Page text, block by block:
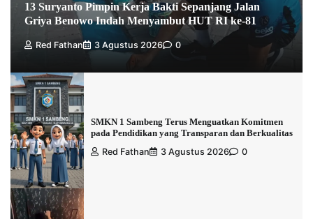
13 Suryanto Pimpin Kerja Bakti Sepanjang Jalan
Griya Benowo Indah Menyambut HUT RI ke-81
Red Fathan 3 Agustus 2026 0
SMKN 1 Sambeng Terus Menguatkan Komitmen
pada Pendidikan yang Transparan dan Berkualitas
Red Fathan
3 Agustus 2026 0